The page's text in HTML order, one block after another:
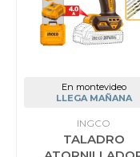
En montevideo
LLEGA MAÑANA
INGCO
TALADRO